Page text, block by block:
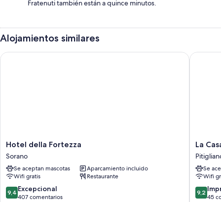
Fratenuti también están a quince minutos.
Alojamientos similares
Hotel
della
Fortezza
Sorano
Hotel della Fortezza
Sorano
Se aceptan mascotas
Aparcamiento incluido
Wifi gratis
Restaurante
9.4
sobre
9,4 Excepcional
407 comentarios
Hotel della Fortezza
La
Casa
dei
Carrai
La
Se
Wifi
9.2
sobre
9,2
45
La Casa